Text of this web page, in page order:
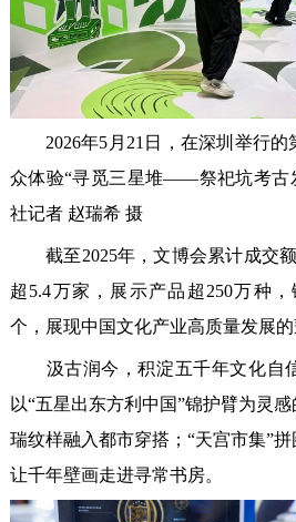
2026年5月21日，在深圳举行的
众体验“寻觅三星堆——祭祀坑考古
社记者 赵瑞希 摄
截至2025年，文博会累计成交额
超5.4万家，展示产品超250万种
个，展现中国文化产业高质量发展的
汲古润今，积淀五千年文化自信
以“五星出东方利中国”锦护臂为灵
瑞纹样融入都市穿搭；“天宫市集”
让千年壁画走进寻常书房。